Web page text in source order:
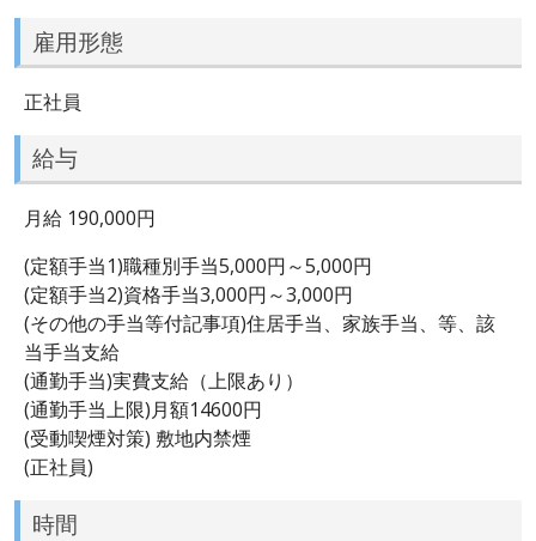
雇用形態
正社員
給与
月給 190,000円
(定額手当1)職種別手当5,000円～5,000円
(定額手当2)資格手当3,000円～3,000円
(その他の手当等付記事項)住居手当、家族手当、等、該
当手当支給
(通勤手当)実費支給（上限あり）
(通勤手当上限)月額14600円
(受動喫煙対策) 敷地内禁煙
(正社員)
時間